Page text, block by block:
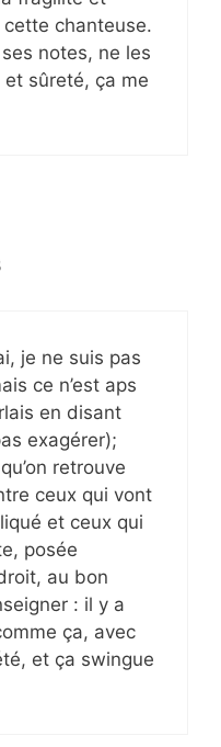
cette chanteuse.
notes, ne les
sûreté, ça me
je ne suis pas
ce n’est aps
en disant
exagérer);
retrouve
ceux qui vont
et ceux qui
posée
au bon
: il y a
ça, avec
et ça swingue